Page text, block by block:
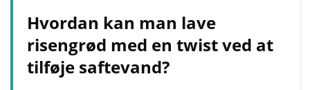
Hvordan kan man lave
risengrød med en twist ved at
tilføje saftevand?